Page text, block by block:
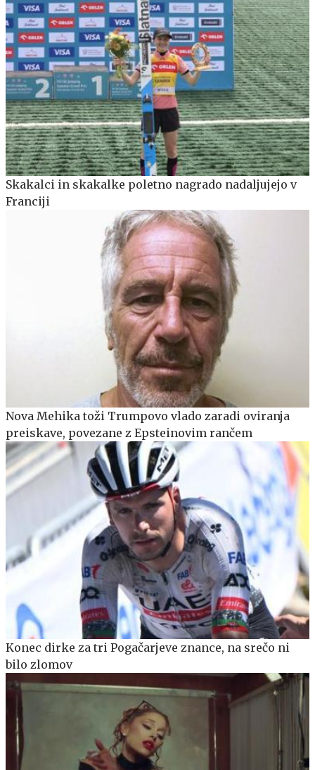
Skakalci in skakalke poletno nagrado nadaljujejo v
Franciji
Nova Mehika toži Trumpovo vlado zaradi oviranja
preiskave, povezane z Epsteinovim rančem
Konec dirke za tri Pogačarjeve znance, na srečo ni
bilo zlomov